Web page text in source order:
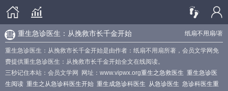
纸扇不用扇/著
重生急诊医生：从挽救市长千金开始
重生急诊医生：从挽救市长千金开始是由作者：纸扇不用扇所著，会员文学网免
费提供重生急诊医生：从挽救市长千金开始全文在线阅读。
三秒记住本站：会员文学网 网址：www.vipwx.org重生之急救医生 重生急诊医
生阅读 重生之从急诊科医生开始 重生成急诊科医生 从急诊医生 急诊科医生重